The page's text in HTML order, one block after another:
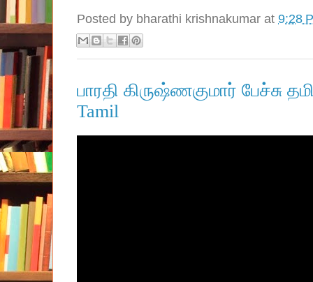
Posted by bharathi krishnakumar at 9:28
பாரதி கிருஷ்ணகுமார் பேச்சு
Tamil